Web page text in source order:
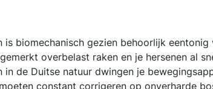
biomechanisch gezien behoorlijk
overbelast raken en je hersenen al
de Duitse natuur dwingen je
constant corrigeren op onverharde